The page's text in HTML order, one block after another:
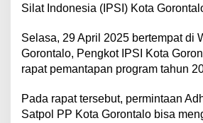
Silat Indonesia (IPSI) Kota
Selasa, 29 April 2025 bertempat di
Gorontalo, Pengkot IPSI Kota
rapat pemantapan program tahun
Pada rapat tersebut, permintaan
Satpol PP Kota Gorontalo bisa